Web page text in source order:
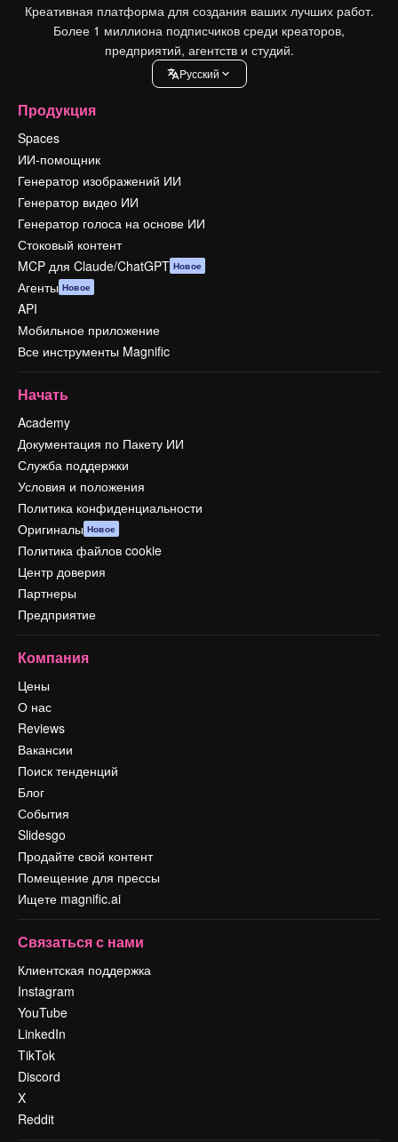
Креативная платформа для создания ваших лучших работ.
Более 1 миллиона подписчиков среди креаторов,
предприятий, агентств и студий.
Pусский
Продукция
Spaces
ИИ-помощник
Генератор изображений ИИ
Генератор видео ИИ
Генератор голоса на основе ИИ
Стоковый контент
MCP для Claude/ChatGPT Новое
Агенты Новое
API
Мобильное приложение
Все инструменты Magnific
Начать
Academy
Документация по Пакету ИИ
Служба поддержки
Условия и положения
Политика конфиденциальности
Оригиналы Новое
Политика файлов cookie
Центр доверия
Партнеры
Предприятие
Компания
Цены
О нас
Reviews
Вакансии
Поиск тенденций
Блог
События
Slidesgo
Продайте свой контент
Помещение для прессы
Ищете magnific.ai
Связаться с нами
Клиентская поддержка
Instagram
YouTube
LinkedIn
TikTok
Discord
X
Reddit